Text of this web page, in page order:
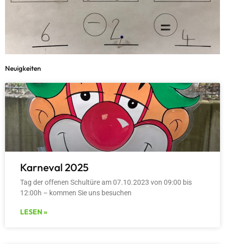
Neuigkeiten
Karneval 2025
Tag der offenen Schultüre am 07.10.2023 von 09:00 bis
12:00h – kommen Sie uns besuchen
LESEN »